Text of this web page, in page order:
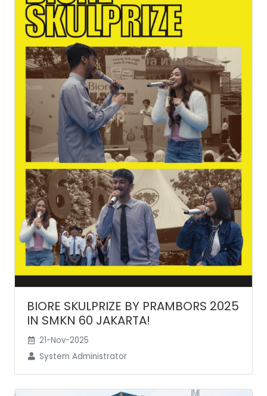
BIORE SKULPRIZE BY PRAMBORS 2025
IN SMKN 60 JAKARTA!
21-Nov-2025
System Administrator